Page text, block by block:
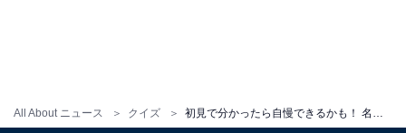
All About ニュース クイズ